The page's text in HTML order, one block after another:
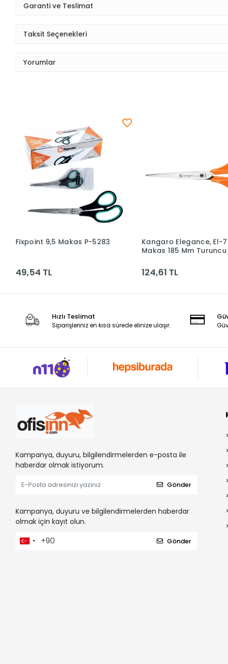
Garanti ve Teslimat
Taksit Seçenekleri
Yorumlar
Sepete Ekle
Fixpoint 9,5 Makas P-5283
49,54 TL
Sepete Ekle
Kangaro Elegance, El-
Makas 185 Mm
124,61 TL
Hızlı Teslimat
Siparişleriniz en kısa sürede elinize ulaşır.
Kampanya, duyuru, bilgilendirmelerden e-posta ile
haberdar olmak istiyorum.
Gönder
Kampanya, duyuru ve bilgilendirmelerden haberdar
olmak için kayıt olun.
Gönder